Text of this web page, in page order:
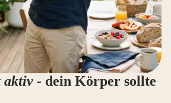
aktiv - dein Körper sollte